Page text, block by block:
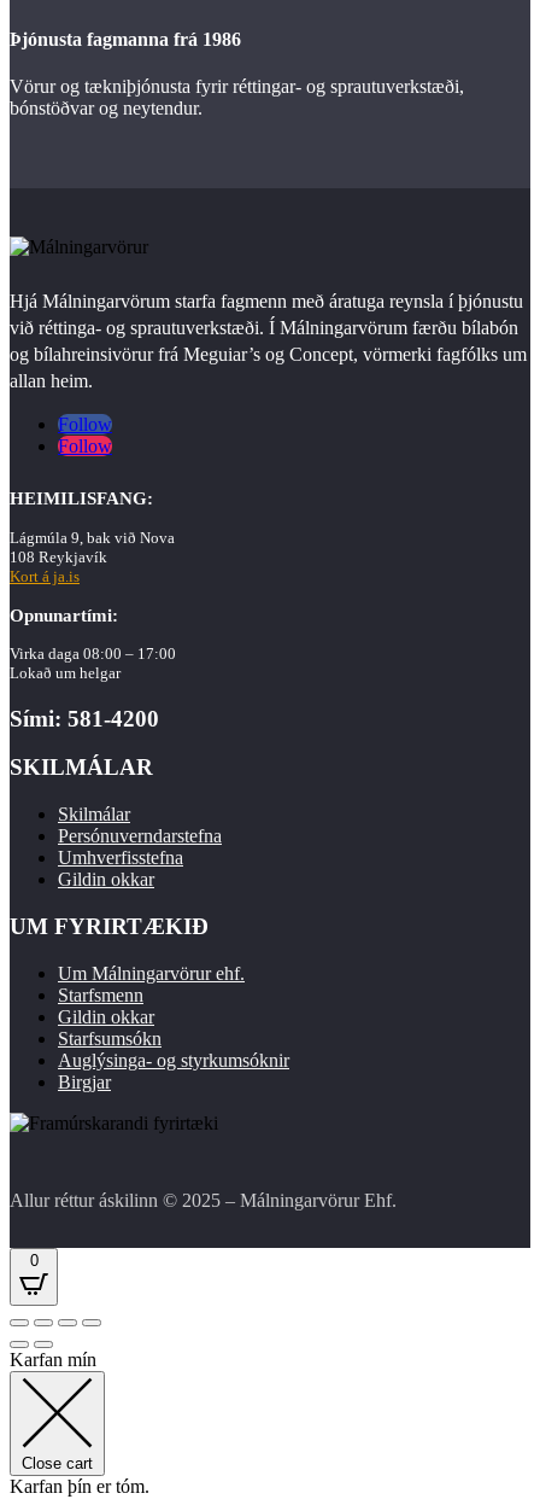
Þjónusta fagmanna frá 1986
Vörur og tækniþjónusta fyrir réttingar- og sprautuverkstæði,
bónstöðvar og neytendur.
Hjá Málningarvörum starfa fagmenn með áratuga reynsla í þjónustu
við réttinga- og sprautuverkstæði. Í Málningarvörum færðu bílabón
og bílahreinsivörur frá Meguiar’s og Concept, vörmerki fagfólks um
allan heim.
Follow
Follow
HEIMILISFANG:
Lágmúla 9, bak við Nova
108 Reykjavík
Kort á ja.is
Opnunartími:
Virka daga 08:00 – 17:00
Lokað um helgar
Sími: 581-4200
SKILMÁLAR
Skilmálar
Persónuverndarstefna
Umhverfisstefna
Gildin okkar
UM FYRIRTÆKIÐ
Um Málningarvörur ehf.
Starfsmenn
Gildin okkar
Starfsumsókn
Auglýsinga- og styrkumsóknir
Birgjar
Allur réttur áskilinn © 2025 – Málningarvörur Ehf.
0
Karfan mín
Close cart
Karfan þín er tóm.